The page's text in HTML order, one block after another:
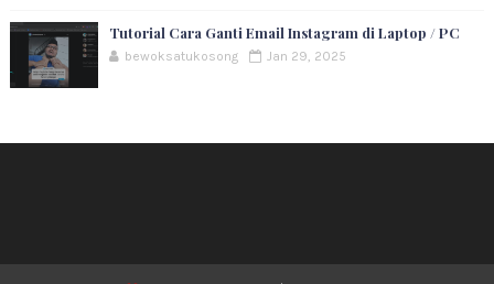
Tutorial Cara Ganti Email Instagram di Laptop / PC
bewoksatukosong Jan 29, 2025